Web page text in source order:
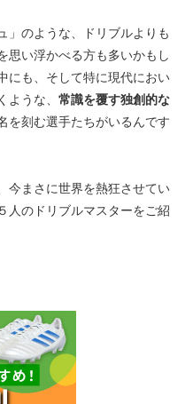
」のような、ドリブルよりも
思い浮かべる方も多いかもし
にも、そして特に現代におい
ような、 常識を覆す独創的な
を刻む選手たちがいるんです
今まさに世界を熱狂させてい
人のドリブルマスターをご紹